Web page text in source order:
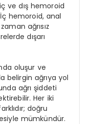
ve dış hemoroid
hemoroid, anal
ağrısız
dışarı
oluşur ve
belirgin ağrıya yol
ağrı şiddeti
Her iki
doğru
mümkündür.